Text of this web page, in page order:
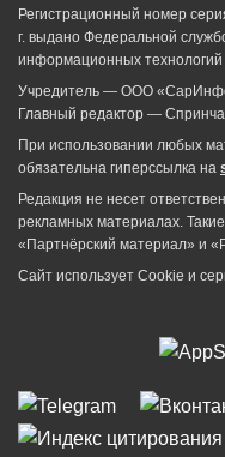
Регистрационный номер
г. выдано Федеральной
информационных
Учредитель — ООО
Главный редактор —
При использовании любых
обязательна гиперссылка на
Редакция не несет
рекламных материалах.
«Партнёрский материал» и
Сайт использует Cookie и